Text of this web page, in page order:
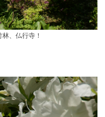
、仏行寺！